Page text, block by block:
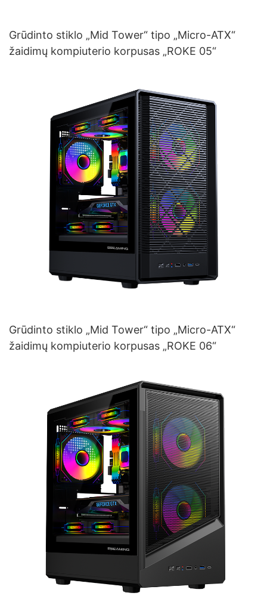
Grūdinto stiklo „Mid Tower“ tipo „Micro-ATX“
žaidimų kompiuterio korpusas „ROKE 05“
Grūdinto stiklo „Mid Tower“ tipo „Micro-ATX“
žaidimų kompiuterio korpusas „ROKE 06“